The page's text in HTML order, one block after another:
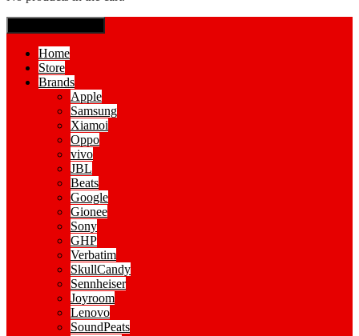
Home
Store
Brands
Apple
Samsung
Xiamoi
Oppo
vivo
JBL
Beats
Google
Gionee
Sony
GHP
Verbatim
SkullCandy
Sennheiser
Joyroom
Lenovo
SoundPeats